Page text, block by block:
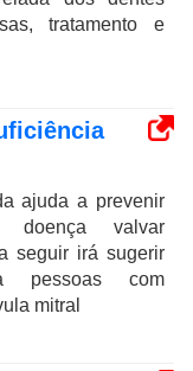
tratamento e
ajuda a prevenir
doença valvar
seguir irá sugerir
pessoas com
mitral